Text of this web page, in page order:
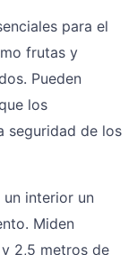
para el
frutas y
Pueden
los
seguridad de los
interior un
Miden
2,5 metros de